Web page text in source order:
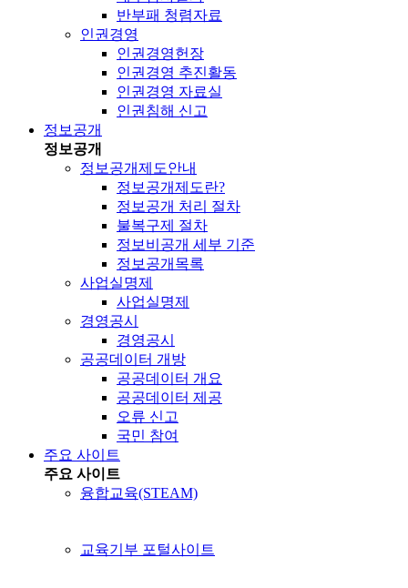
반부패 청렴자료
인권경영
인권경영헌장
인권경영 추진활동
인권경영 자료실
인권침해 신고
정보공개
정보공개
정보공개제도안내
정보공개제도란?
정보공개 처리 절차
불복구제 절차
정보비공개 세부 기준
정보공개목록
사업실명제
사업실명제
경영공시
경영공시
공공데이터 개방
공공데이터 개요
공공데이터 제공
오류 신고
국민 참여
주요 사이트
주요 사이트
융합교육(STEAM)
교육기부 포털사이트